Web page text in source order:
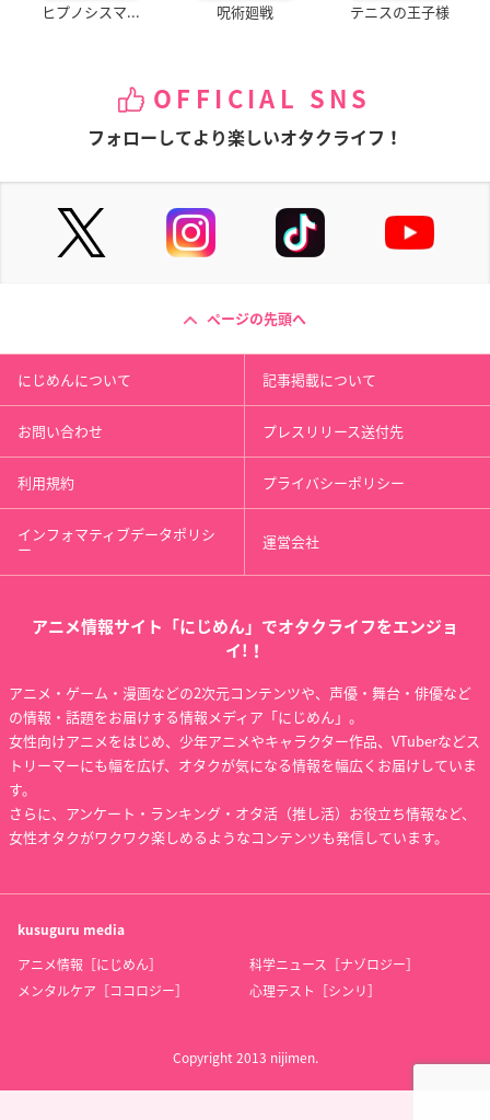
ヒプノシスマ... 呪術廻戦 テニスの王子様
OFFICIAL SNS
フォローしてより楽しいオタクライフ！
ページの先頭へ
にじめんについて 記事掲載について
お問い合わせ プレスリリース送付先
利用規約 プライバシーポリシー
インフォマティブデータポリシ
ー 運営会社
アニメ情報サイト「にじめん」でオタクライフをエンジョ
イ!！
アニメ・ゲーム・漫画などの2次元コンテンツや、声優・舞台・俳優など
の情報・話題をお届けする情報メディア「にじめん」。
女性向けアニメをはじめ、少年アニメやキャラクター作品、VTuberなどス
トリーマーにも幅を広げ、オタクが気になる情報を幅広くお届けしていま
す。
さらに、アンケート・ランキング・オタ活（推し活）お役立ち情報など、
女性オタクがワクワク楽しめるようなコンテンツも発信しています。
kusuguru media
アニメ情報［にじめん］
科学ニュース［ナゾロジー］
メンタルケア［ココロジー］
心理テスト［シンリ］
Copyright 2013 nijimen.